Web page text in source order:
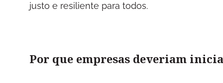
justo e resiliente para todos.
Por que empresas deveriam